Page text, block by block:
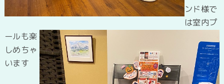
ンド様で
は室内プ
ールも楽
しめちゃ
います